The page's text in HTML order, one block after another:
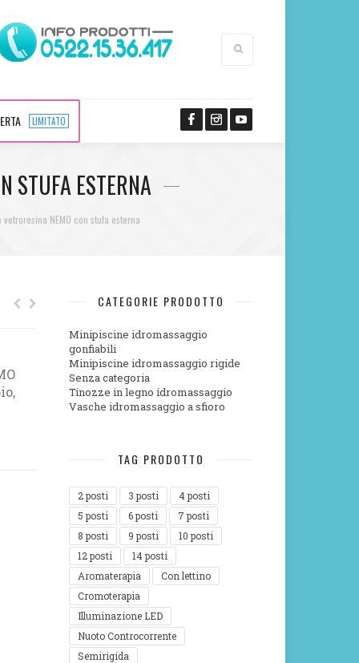
LIMITATO
STUFA ESTERNA
NEMO con stufa esterna
CATEGORIE PRODOTTO
Minipiscine idromassaggio
gonfiabili
Minipiscine idromassaggio rigide
Senza categoria
Tinozze in legno idromassaggio
Vasche idromassaggio a sfioro
TAG PRODOTTO
2 posti 3 posti
4 posti
5 posti
6 posti
7 posti
8 posti
9 posti
10 posti
12 posti
14 posti
Aromaterapia
Con lettino
Cromoterapia
Illuminazione LED
Nuoto Controcorrente
Semirigida